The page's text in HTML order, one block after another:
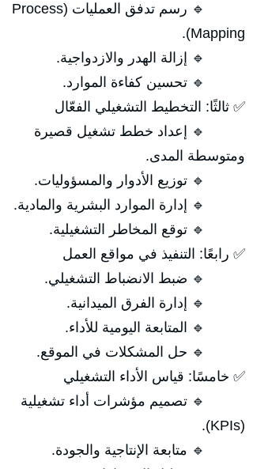
🔹 رسم تدفق العمليات (Process
Mapping).
🔹 إزالة الهدر والازدواجية.
🔹 تحسين كفاءة الموارد.
✅ ثالثًا: التخطيط التشغيلي الفعّال
🔹 إعداد خطط تشغيل قصيرة
ومتوسطة المدى.
🔹 توزيع الأدوار والمسؤوليات.
🔹 إدارة الموارد البشرية والمادية.
🔹 توقع المخاطر التشغيلية.
✅ رابعًا: التنفيذ في مواقع العمل
🔹 ضبط الانضباط التشغيلي.
🔹 إدارة الفرق الميدانية.
🔹 المتابعة اليومية للأداء.
🔹 حل المشكلات في الموقع.
✅ خامسًا: قياس الأداء التشغيلي
🔹 تصميم مؤشرات أداء تشغيلية
(KPIs).
🔹 متابعة الإنتاجية والجودة.